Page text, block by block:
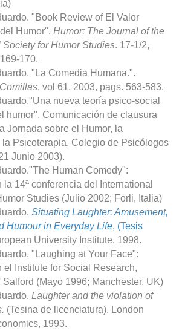
"Book Review of El Valor
Humor". Humor: The Journal of the
Society for Humor Studies. 17-1/2,
170.
"La Comedia Humana.".
, vol 61, 2003, pags. 563-583.
nueva teoría psico-social
humor". Comunicación de clausura
Jornada sobre el Humor, la
la Psicoterapia. Colegio de Psicólogos
Junio 2003).
Human Comedy":
la 14ª conferencia del International
Studies (Julio 2002; Forli, Italia)
Situating Laughter: Amusement,
Humour in Everyday Life, (Tesis
University Institute, 1998.
"Laughing at Your Face":
el Institute for Social Research,
Salford (Mayo 1996; Manchester, UK)
Laughter and the violation of
(Tesina de licenciatura). London
1993.